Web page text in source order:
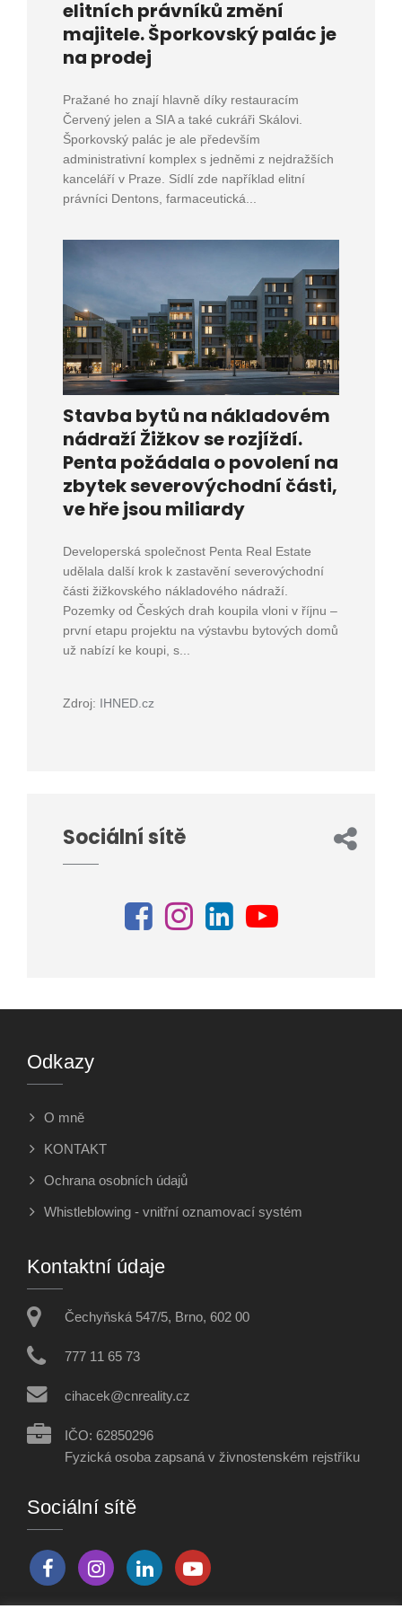
elitních právníků změní
majitele. Šporkovský palác je
na prodej
Pražané ho znají hlavně díky restauracím
Červený jelen a SIA a také cukráři Skálovi.
Šporkovský palác je ale především
administrativní komplex s jedněmi z nejdražších
kanceláří v Praze. Sídlí zde například elitní
právníci Dentons, farmaceutická...
Stavba bytů na nákladovém
nádraží Žižkov se rozjíždí.
Penta požádala o povolení na
zbytek severovýchodní části,
ve hře jsou miliardy
Developerská společnost Penta Real Estate
udělala další krok k zastavění severovýchodní
části žižkovského nákladového nádraží.
Pozemky od Českých drah koupila vloni v říjnu –
první etapu projektu na výstavbu bytových domů
už nabízí ke koupi, s...
Zdroj: IHNED.cz
Sociální sítě
Odkazy
O mně
KONTAKT
Ochrana osobních údajů
Whistleblowing - vnitřní oznamovací systém
Kontaktní údaje
Čechyňská 547/5, Brno, 602 00
777 11 65 73
cihacek@cnreality.cz
IČO: 62850296
Fyzická osoba zapsaná v živnostenském rejstříku
Sociální sítě